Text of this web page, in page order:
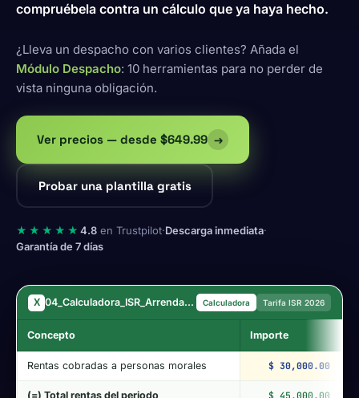
compruébela contra un cálculo que ya haya hecho.
¿Lleva un despacho con varios clientes? Añada el
Módulo Despacho: 10 herramientas para no perder de
vista ninguna obligación.
Ver precios — desde $649.99 →
Probar una plantilla gratis
★★★★★ 4.8 en Trustpilot·Descarga inmediata·
Garantía de 7 días
X 04_Calculadora_ISR_Arrendamiento_2026.xlsx — Pack Contador México 2026 Calculadora Tarifa ISR 2026
Concepto Importe
Rentas cobradas a personas morales $ 30,000.00
(=) Total rentas del periodo $ 45,000.00